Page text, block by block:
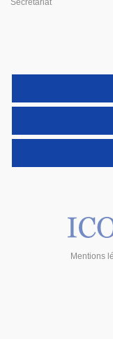
Secrétariat
Mentions